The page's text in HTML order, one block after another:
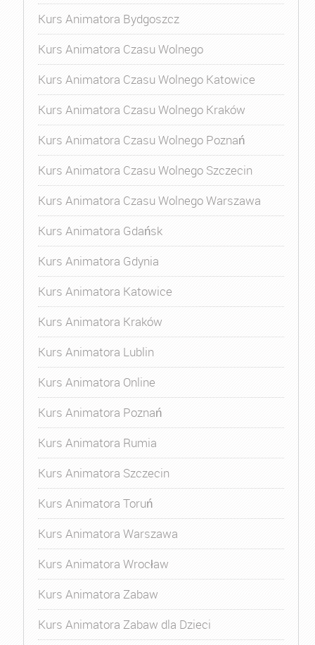
Kurs Animatora Bydgoszcz
Kurs Animatora Czasu Wolnego
Kurs Animatora Czasu Wolnego Katowice
Kurs Animatora Czasu Wolnego Kraków
Kurs Animatora Czasu Wolnego Poznań
Kurs Animatora Czasu Wolnego Szczecin
Kurs Animatora Czasu Wolnego Warszawa
Kurs Animatora Gdańsk
Kurs Animatora Gdynia
Kurs Animatora Katowice
Kurs Animatora Kraków
Kurs Animatora Lublin
Kurs Animatora Online
Kurs Animatora Poznań
Kurs Animatora Rumia
Kurs Animatora Szczecin
Kurs Animatora Toruń
Kurs Animatora Warszawa
Kurs Animatora Wrocław
Kurs Animatora Zabaw
Kurs Animatora Zabaw dla Dzieci